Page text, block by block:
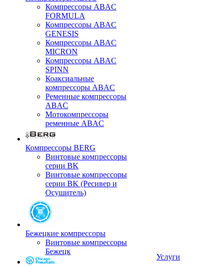
Компрессоры ABAC
FORMULA
Компрессоры ABAC
GENESIS
Компрессоры ABAC
MICRON
Компрессоры ABAC
SPINN
Коаксиальные
компрессоры ABAC
Ременные компрессоры
ABAC
Мотокомпрессоры
ременные ABAC
Компрессоры BERG
Винтовые компрессоры
серии BK
Винтовые компрессоры
серии BK (Ресивер и
Осушитель)
Бежецкие компрессоры
Винтовые компрессоры
Бежецк
Услуги